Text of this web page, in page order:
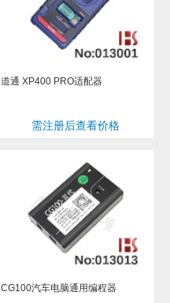
道通 XP400 PRO适配器
需注册后查看价格
CG100汽车电脑通用编程器